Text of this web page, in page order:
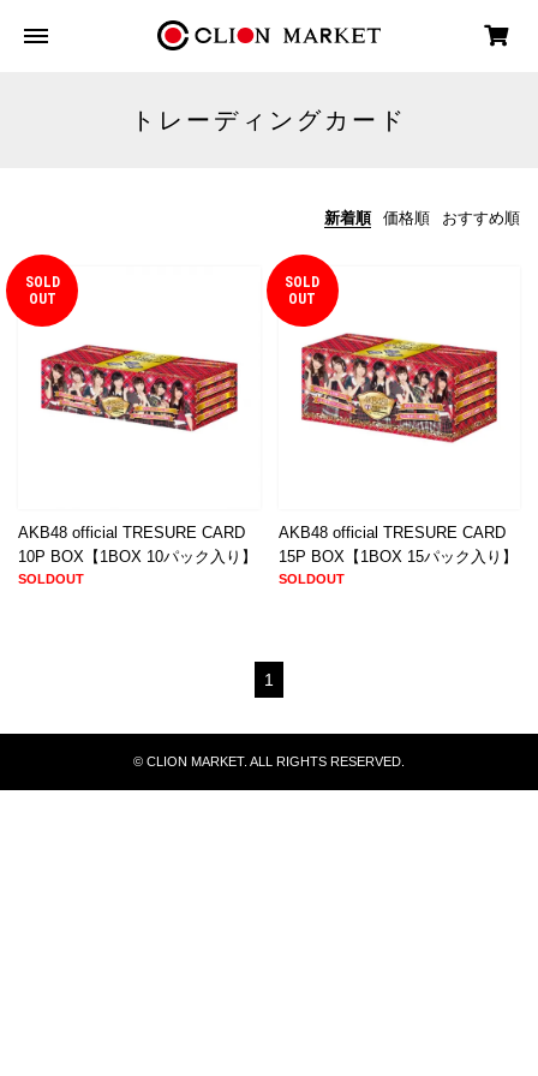
トレーディングカード
新着順 価格順 おすすめ順
SOLD
OUT
AKB48 official TRESURE CARD
10P BOX【1BOX 10パック入り】
SOLDOUT
SOLD
OUT
AKB48 official TRESURE CARD
15P BOX【1BOX 15パック入り】
SOLDOUT
1
© CLION MARKET. ALL RIGHTS RESERVED.